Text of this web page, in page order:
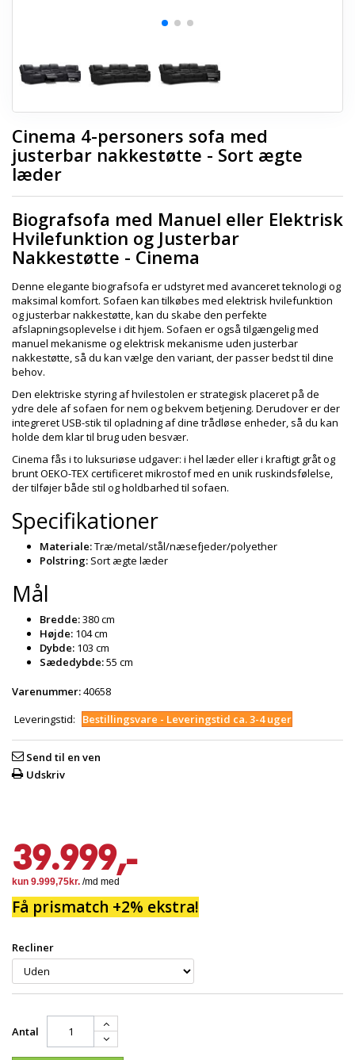
Cinema 4-personers sofa med
justerbar nakkestøtte - Sort ægte
læder
Biografsofa med Manuel eller Elektrisk
Hvilefunktion og Justerbar
Nakkestøtte - Cinema
Denne elegante biografsofa er udstyret med avanceret teknologi og
maksimal komfort. Sofaen kan tilkøbes med elektrisk hvilefunktion
og justerbar nakkestøtte, kan du skabe den perfekte
afslapningsoplevelse i dit hjem. Sofaen er også tilgængelig med
manuel mekanisme og elektrisk mekanisme uden justerbar
nakkestøtte, så du kan vælge den variant, der passer bedst til dine
behov.
Den elektriske styring af hvilestolen er strategisk placeret på de
ydre dele af sofaen for nem og bekvem betjening. Derudover er der
integreret USB-stik til opladning af dine trådløse enheder, så du kan
holde dem klar til brug uden besvær.
Cinema fås i to luksuriøse udgaver: i hel læder eller i kraftigt gråt og
brunt OEKO-TEX certificeret mikrostof med en unik ruskindsfølelse,
der tilføjer både stil og holdbarhed til sofaen.
Specifikationer
Materiale:Træ/metal/stål/næsefjeder/polyether
Polstring: Sort ægte læder
Mål
Bredde:380 cm
Højde: 104 cm
Dybde: 103 cm
Sædedybde:55 cm
Varenummer:40658
Leveringstid:
Bestillingsvare - Leveringstid ca. 3-4 uger
Send til en ven
Udskriv
39.999,-
Få prismatch +2% ekstra!
Recliner
Antal